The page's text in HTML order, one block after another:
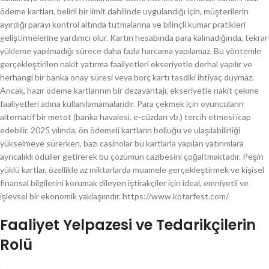
ödeme kartları, belirli bir limit dahilinde uygulandığı için, müşterilerin
ayırdığı parayı kontrol altında tutmalarına ve bilinçli kumar pratikleri
geliştirmelerine yardımcı olur. Kartın hesabında para kalmadığında, tekrar
yükleme yapılmadığı sürece daha fazla harcama yapılamaz. Bu yöntemle
gerçekleştirilen nakit yatırma faaliyetleri ekseriyetle derhal yapılır ve
herhangi bir banka onay süresi veya borç kartı tasdiki ihtiyaç duymaz.
Ancak, hazır ödeme kartlarının bir dezavantajı, ekseriyetle nakit çekme
faaliyetleri adına kullanılamamalarıdır. Para çekmek için oyuncuların
alternatif bir metot (banka havalesi, e-cüzdan vb.) tercih etmesi icap
edebilir. 2025 yılında, ön ödemeli kartların bolluğu ve ulaşılabilirliği
yükselmeye sürerken, bazı casinolar bu kartlarla yapılan yatırımlara
ayrıcalıklı ödüller getirerek bu çözümün cazibesini çoğaltmaktadır. Peşin
yüklü kartlar, özellikle az miktarlarda muamele gerçekleştirmek ve kişisel
finansal bilgilerini korumak dileyen iştirakçiler için ideal, emniyetli ve
işlevsel bir ekonomik yaklaşımdır. https://www.kotarfest.com/
Faaliyet Yelpazesi ve Tedarikçilerin
Rolü